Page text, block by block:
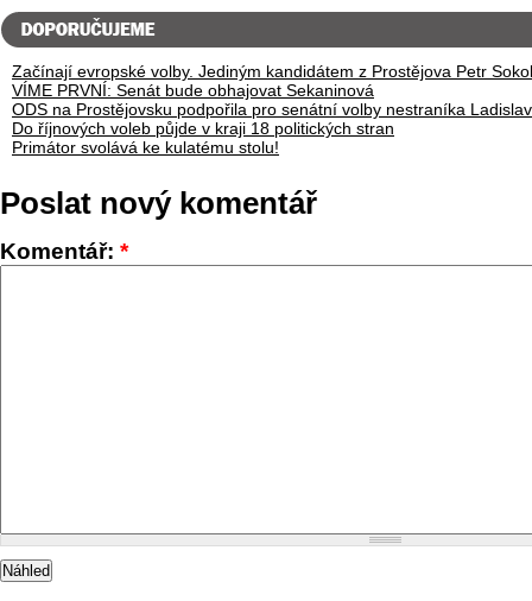
Začínají evropské volby. Jediným kandidátem z Prostějova Petr Sokol
VÍME PRVNÍ: Senát bude obhajovat Sekaninová
ODS na Prostějovsku podpořila pro senátní volby nestraníka
Do říjnových voleb půjde v kraji 18 politických stran
Primátor svolává ke kulatému stolu!
Poslat nový komentář
Komentář: *